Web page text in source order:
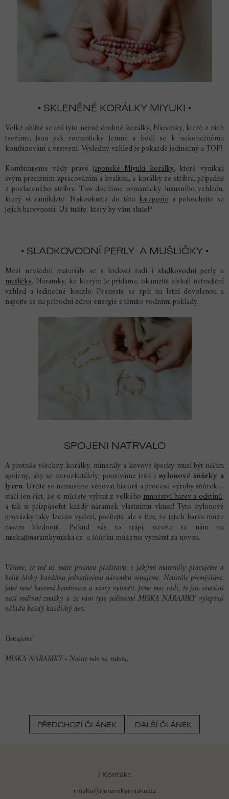
• SKLENĚNÉ KORÁLKY MIYUKI •
Velké oblibě se těší tyto něžné drobné korálky. Náramky, které z nich
tvoříme, jsou pak romanticky jemné a hodí se k nekonečnému
kombinování a vrstvení. Výsledný vzhled je pokaždé jedinečný a TOP!
Kombinujeme vždy pravé japonské Miyuki korálky, které vynikají
svým precizním zpracováním a kvalitou, a korálky ze stříbra, případně
z pozlaceného stříbra. Tím docílíme romanticky luxusního vzhledu,
který si zamilujete. Nakoukněte do tétokategoriea pokochejte se
jejich barevností. Už tušíte, který by vám slušel?
• SLADKOVODNÍ PERLY A MUŠLIČKY •
Mezi nevšední materiály se s hrdostí řadí isladkovodní perlya
mušličky. Náramky, ke kterým je přidáme, okamžitě získají netradiční
vzhled a jedinečné kouzlo. Přeneste se zpět na letní dovolenou a
napojte se na přírodní zdroj energie s těmito vodními poklady.
SPOJENI NATRVALO
A protože všechny korálky, minerály a kovové šperky musí být něčím
spojeny, aby se nerozkutálely, používáme ještě i nylonové šňůrky a
lycru. Určitě se nemusíme věnovat historii a procesu výroby šňůrek…
stačí jen říct, že si můžete vybrat z velkéhomnožství barev a odstínů,
a tak si přizpůsobit každý náramek vlastnímu vkusu! Tyto nylonové
provázky taky leccos vydrží, počítejte ale s tím, že jejich barva může
časem blednout. Pokud vás to trápí, ozvěte se nám na
miska@naramkymiska.cz a šňůrku můžeme vyměnit za novou.
Věříme, že teď už máte přesnou představu, s jakými materiály pracujeme a
kolik lásky každému jednotlivému náramku věnujeme. Neustále přemýšlíme,
jaké nové barevné kombinace a vzory vytvořit. Jsme moc rádi, že jste součástí
naší rodinné značky a že vám tyto jedinečné MISKA NÁRAMKY vylepšují
náladu každý každičký den.
Děkujeme!
MISKA NÁRAMKY - Nosíte nás na rukou.
PŘEDCHOZÍ ČLÁNEK DALŠÍ ČLÁNEK
| Kontakt
miska@naramkymiska.cz